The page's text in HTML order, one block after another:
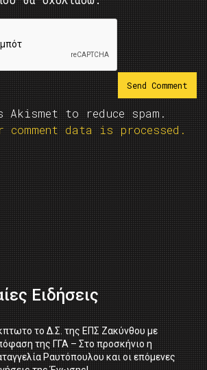
to reduce spam.
comment data is processed.
Ειδήσεις
το Δ.Σ. της ΕΠΣ Ζακύνθου με
της ΓΓΑ – Στο προσκήνιο η
Ραυτόπουλου και οι επόμενες